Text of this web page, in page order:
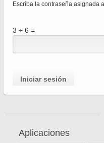
Escriba la contraseña asignada
3 + 6 =
Aplicaciones